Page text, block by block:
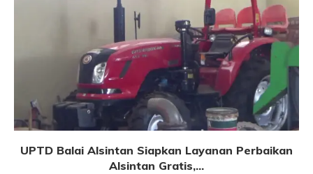
UPTD Balai Alsintan Siapkan Layanan Perbaikan
Alsintan Gratis,...